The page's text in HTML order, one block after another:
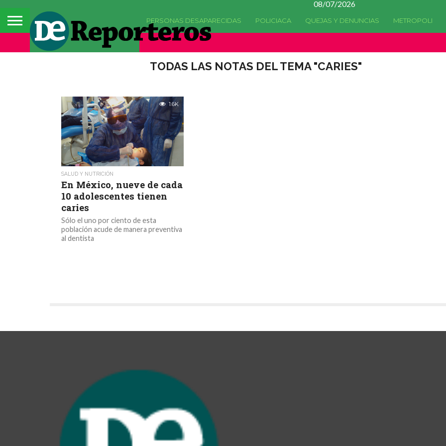
08/07/2026
PERSONAS DESAPARECIDAS POLICIACA QUEJAS Y DENUNCIAS METROPOLI
TODAS LAS NOTAS DEL TEMA "CARIES"
1.6K
SALUD Y NUTRICIÓN
En México, nueve de cada
10 adolescentes tienen
caries
Sólo el uno por ciento de esta
población acude de manera preventiva
al dentista